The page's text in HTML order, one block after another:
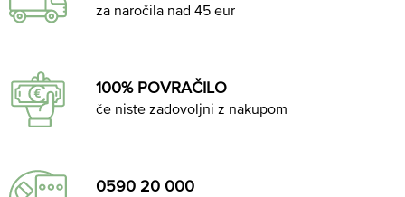
za naročila nad 45 eur
100% POVRAČILO
če niste zadovoljni z nakupom
0590 20 000